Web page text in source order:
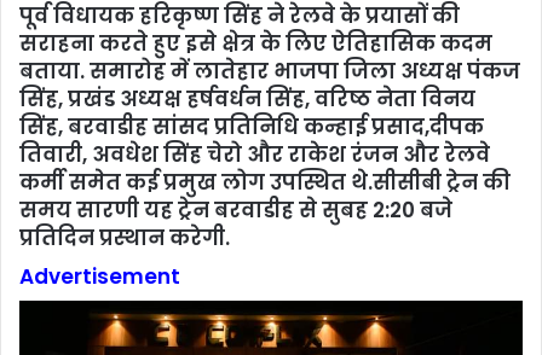
पूर्व विधायक हरिकृष्ण सिंह ने रेलवे के प्रयासों की
सराहना करते हुए इसे क्षेत्र के लिए ऐतिहासिक कदम
बताया. समारोह में लातेहार भाजपा जिला अध्यक्ष पंकज
सिंह, प्रखंड अध्यक्ष हर्षवर्धन सिंह, वरिष्ठ नेता विनय
सिंह, बरवाडीह सांसद प्रतिनिधि कन्हाई प्रसाद,दीपक
तिवारी, अवधेश सिंह चेरो और राकेश रंजन और रेलवे
कर्मी समेत कई प्रमुख लोग उपस्थित थे.सीसीबी ट्रेन की
समय सारणी यह ट्रेन बरवाडीह से सुबह 2:20 बजे
प्रतिदिन प्रस्थान करेगी.
Advertisement